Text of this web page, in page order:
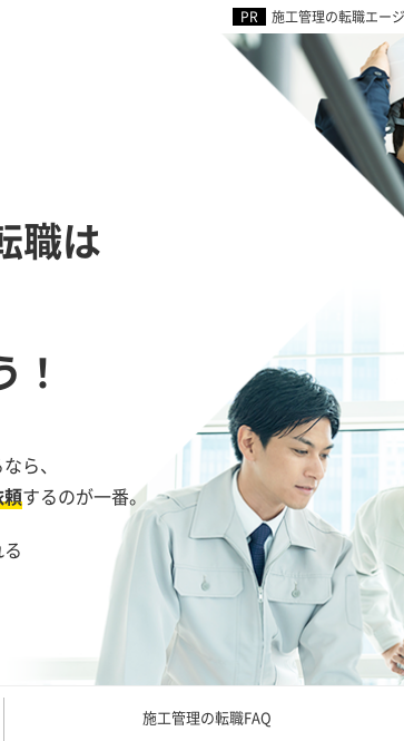
施工管理の転職エー
職は
ら、
するのが一番。
施工管理の転職FAQ